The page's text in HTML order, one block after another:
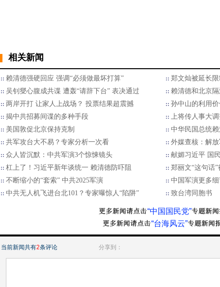
相关新闻
赖清德强硬回应 强调“必须做最坏打算”
郑文灿被延长
吴钊燮心腹成共谍 遭轰“请辞下台” 表决通过
赖清德和北京
两岸开打 让家人上战场？ 投票结果超震撼
孙中山的利用
揭中共招募间谍的多种手段
上将传人事大
美国敦促北京保持克制
中华民国总统
​共军攻台大不易？专家分析一次看
外媒查核：解
众人皆沉默：中共军演3个惊悚镜头
献媚习近平 国
杠上了！习近平新年谈统一 赖清德防吓阻
郑丽文“这句话
不断缩小的“套索” 中共2025军演
中国军演更多
中共无人机飞进台北101？专家曝惊人“陷阱”
致台湾同胞书
“中国国民党”
“台海风云”
当前新闻共有2条评论 分享到：